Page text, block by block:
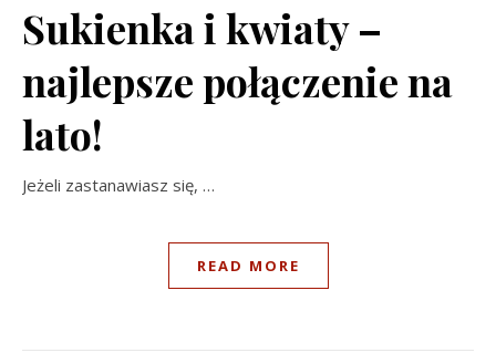
Sukienka i kwiaty –
najlepsze połączenie na
lato!
Jeżeli zastanawiasz się, …
READ MORE